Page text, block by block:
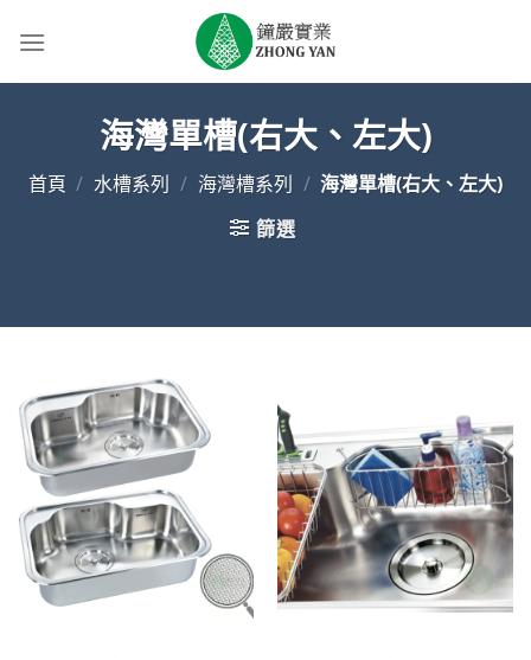
海灣單槽(右大、左大)
首頁 / 水槽系列 / 海灣槽系列 / 海灣單槽(右大、左大)
篩選